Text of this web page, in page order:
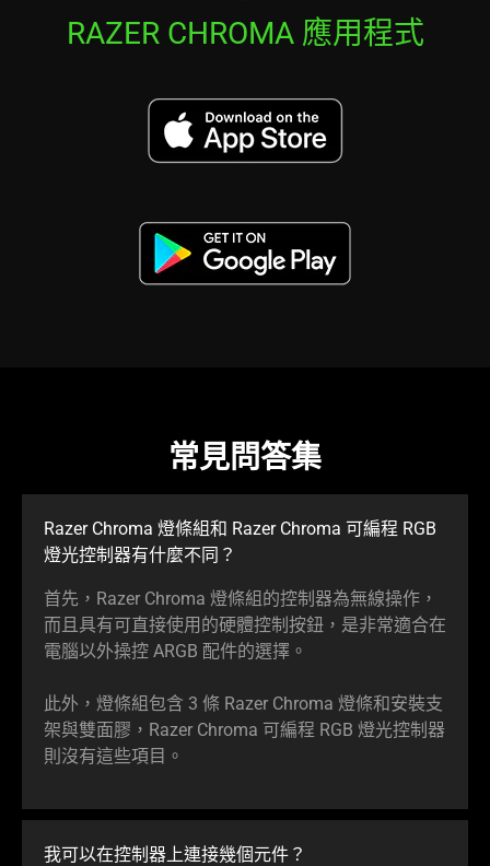
RAZER CHROMA 應用程式
常見問答集
Razer Chroma 燈條組和 Razer Chroma 可編程 RGB
燈光控制器有什麼不同？
首先，Razer Chroma 燈條組的控制器為無線操作，
而且具有可直接使用的硬體控制按鈕，是非常適合在
電腦以外操控 ARGB 配件的選擇。
此外，燈條組包含 3 條 Razer Chroma 燈條和安裝支
架與雙面膠，Razer Chroma 可編程 RGB 燈光控制器
則沒有這些項目。
我可以在控制器上連接幾個元件？